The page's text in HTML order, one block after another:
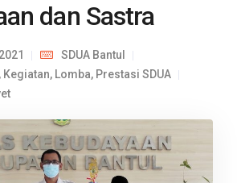
dan Sastra
SDUA Bantul
, Kegiatan, Lomba, Prestasi SDUA